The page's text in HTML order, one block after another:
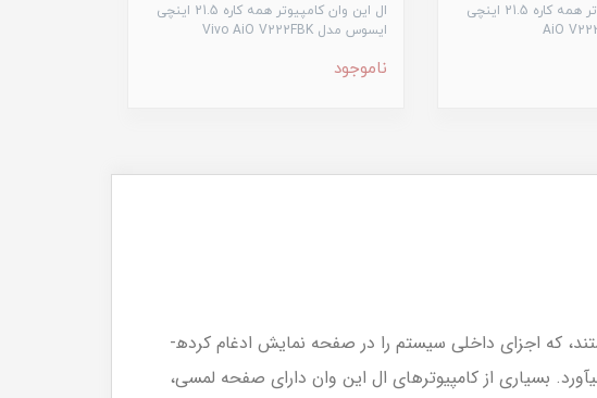
ال این وان کامپیوتر همه کاره 21.5 اینچی
ال این وان کامپیوتر همه کاره 21.5 اینچی
ایسوس مدل Vivo AiO V222FBK
ناموجود
کامپیوترهای ال این وان (کامپیوترهای AIO) کامپیوترهای رومیزی ساده‌‌‌‌‌‌‌‌‏­‌‌‌‌‌ای همراه با ماوس و کیبورد هستند، که اجزای داخلی سیستم را در صفحه نمایش ادغام کرده­
بسیاری از کامپیوترهای ال این وان دارای صفحه لمسی،